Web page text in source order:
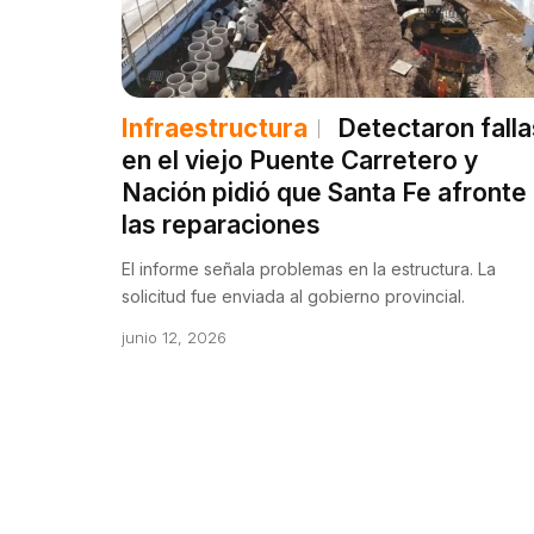
Infraestructura
Detectaron
en el viejo Puente Carretero y
Nación pidió que Santa Fe afronte
las reparaciones
El informe señala problemas en la estructura. La
solicitud fue enviada al gobierno provincial.
junio 12, 2026